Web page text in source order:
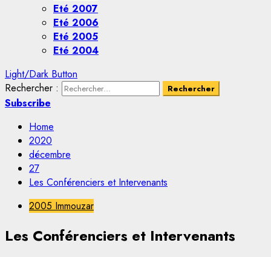
Eté 2007
Eté 2006
Eté 2005
Eté 2004
Light/Dark Button
Rechercher :
Subscribe
Home
2020
décembre
27
Les Conférenciers et Intervenants
2005 Immouzar
Les Conférenciers et Intervenants